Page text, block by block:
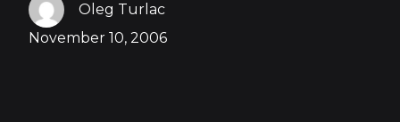
Oleg Turlac
November 10, 2006